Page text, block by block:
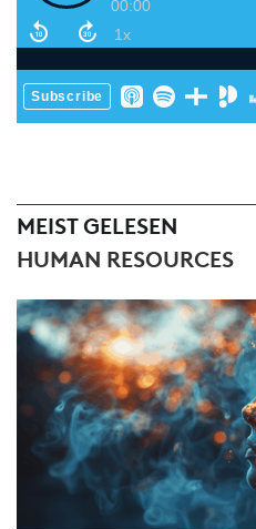
MEIST GELESEN
HUMAN RESOURCES